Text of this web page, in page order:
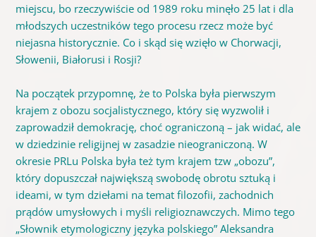
miejscu, bo rzeczywiście od 1989 roku minęło 25 lat i dla
młodszych uczestników tego procesu rzecz może być
niejasna historycznie. Co i skąd się wzięło w Chorwacji,
Słowenii, Białorusi i Rosji?
Na początek przypomnę, że to Polska była pierwszym
krajem z obozu socjalistycznego, który się wyzwolił i
zaprowadził demokrację, choć ograniczoną – jak widać, ale
w dziedzinie religijnej w zasadzie nieograniczoną. W
okresie PRLu Polska była też tym krajem tzw „obozu”,
który dopuszczał największą swobodę obrotu sztuką i
ideami, w tym dziełami na temat filozofii, zachodnich
prądów umysłowych i myśli religioznawczych. Mimo tego
„Słownik etymologiczny języka polskiego” Aleksandra